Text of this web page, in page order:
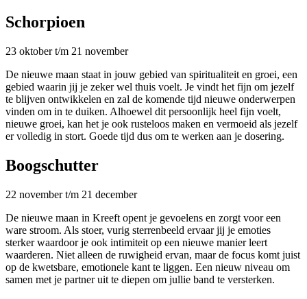
Schorpioen
23 oktober t/m 21 november
De nieuwe maan staat in jouw gebied van spiritualiteit en groei, een
gebied waarin jij je zeker wel thuis voelt. Je vindt het fijn om jezelf
te blijven ontwikkelen en zal de komende tijd nieuwe onderwerpen
vinden om in te duiken. Alhoewel dit persoonlijk heel fijn voelt,
nieuwe groei, kan het je ook rusteloos maken en vermoeid als jezelf
er volledig in stort. Goede tijd dus om te werken aan je dosering.
Boogschutter
22 november t/m 21 december
De nieuwe maan in Kreeft opent je gevoelens en zorgt voor een
ware stroom. Als stoer, vurig sterrenbeeld ervaar jij je emoties
sterker waardoor je ook intimiteit op een nieuwe manier leert
waarderen. Niet alleen de ruwigheid ervan, maar de focus komt juist
op de kwetsbare, emotionele kant te liggen. Een nieuw niveau om
samen met je partner uit te diepen om jullie band te versterken.